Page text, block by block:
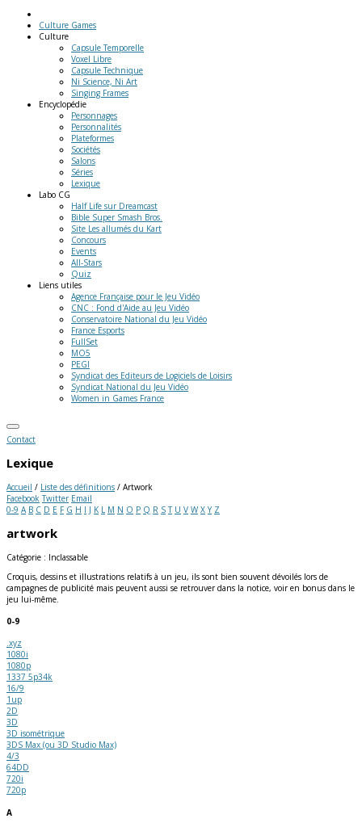
Culture Games
Culture
Capsule Temporelle
Voxel Libre
Capsule Technique
Ni Science, Ni Art
Singing Frames
Encyclopédie
Personnages
Personnalités
Plateformes
Sociétés
Salons
Séries
Lexique
Labo CG
Half Life sur Dreamcast
Bible Super Smash Bros.
Site Les allumés du Kart
Concours
Events
All-Stars
Quiz
Liens utiles
Agence Française pour le Jeu Vidéo
CNC : Fond d'Aide au Jeu Vidéo
Conservatoire National du Jeu Vidéo
France Esports
FullSet
MO5
PEGI
Syndicat des Editeurs de Logiciels de Loisirs
Syndicat National du Jeu Vidéo
Women in Games France
Contact
Lexique
Accueil / Liste des définitions / Artwork
Facebook Twitter Email
0-9 A B C D E F G H I J K L M N O P Q R S T U V W X Y Z
artwork
Catégorie : Inclassable
Croquis, dessins et illustrations relatifs à un jeu, ils sont bien souvent dévoilés lors de
campagnes de publicité mais peuvent aussi se retrouver dans la notice, voir en bonus dans le
jeu lui-même.
0-9
.xyz
1080i
1080p
1337 5p34k
16/9
1up
2D
3D
3D isométrique
3DS Max (ou 3D Studio Max)
4/3
64DD
720i
720p
A